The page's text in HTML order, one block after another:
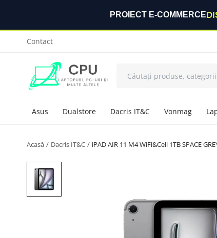
PROIECT E-COMMERCE
Contact
Asus Dualstore Dacris IT&C Vonmag
Acasă Dacris IT&C iPAD AIR 11 M4 WiFi&Cell 1TB SPACE